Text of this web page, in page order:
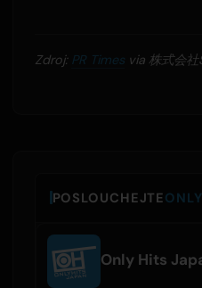
Zdroj: PR Timesvia 株式会社
POSLOUCHEJTE
Only Hits